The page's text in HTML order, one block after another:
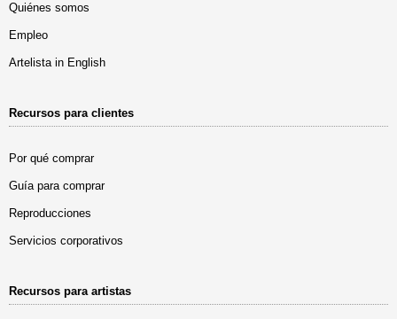
Quiénes somos
Empleo
Artelista in English
Recursos para clientes
Por qué comprar
Guía para comprar
Reproducciones
Servicios corporativos
Recursos para artistas